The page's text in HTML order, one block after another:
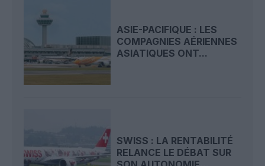
ASIE-PACIFIQUE : LES
COMPAGNIES AÉRIENNES
ASIATIQUES ONT...
SWISS : LA RENTABILITÉ
RELANCE LE DÉBAT SUR